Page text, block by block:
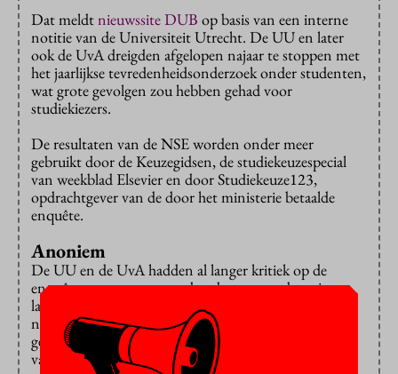
Dat meldt nieuwssite DUB op basis van een interne
notitie van de Universiteit Utrecht. De UU en later
ook de UvA dreigden afgelopen najaar te stoppen met
het jaarlijkse tevredenheidsonderzoek onder studenten,
wat grote gevolgen zou hebben gehad voor
studiekiezers.
De resultaten van de NSE worden onder meer
gebruikt door de Keuzegidsen, de studiekeuzespecial
van weekblad Elsevier en door Studiekeuze123,
opdrachtgever van de door het ministerie betaalde
enquête.
Anoniem
De UU en de UvA hadden al langer kritiek op de
enquêtevragen, maar vonden de antwoorden niet
langer bruikbaar sinds studenten als gevolg van de
nieuwe privacywetgeving mogen aangeven dat hun
gegevens niet gedeeld mogen worden. Dertig procent
van hen wilde dat inderdaad niet. Instellingen komen